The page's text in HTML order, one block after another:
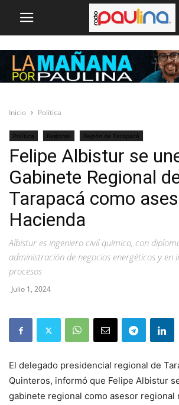
Inicio Política
Política Regional Región de Tarapacá
Felipe Albistur se
Gabinete Regional
Tarapacá como
Hacienda
Albistur es ingeniero civil químico, con
administración de negocios energéticos y en
procesos
Julio 1, 2024
El delegado presidencial regional de
Quinteros, informó que Felipe Albistur
gabinete regional como asesor regional